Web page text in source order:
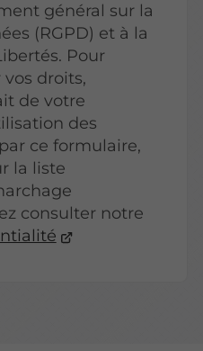
général sur la
(RGPD) et à la
Pour
droits,
de votre
des
ce formulaire,
la liste
consulter notre